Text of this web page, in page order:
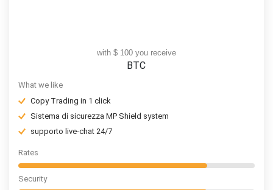
with $ 100 you receive
BTC
What we like
Copy Trading in 1 click
Sistema di sicurezza MP Shield system
supporto live-chat 24/7
Rates
Security